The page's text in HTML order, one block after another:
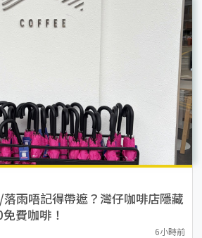
雨唔記得帶遮？灣仔咖啡店隱藏
費咖啡！
6小時前